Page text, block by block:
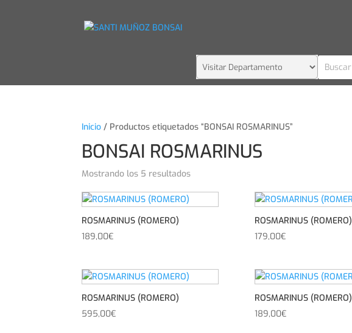
Inicio / Productos etiquetados “BONSAI ROSMARINUS”
BONSAI ROSMARINUS
Mostrando los 5 resultados
ROSMARINUS (ROMERO)
189,00€
ROSMARINUS (ROMERO)
179,00€
ROSMARINUS (ROMERO)
595,00€
ROSMARINUS (ROMERO)
189,00€